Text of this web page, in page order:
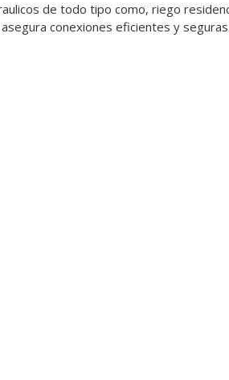
de todo tipo como, riego
conexiones eficientes y seguras.